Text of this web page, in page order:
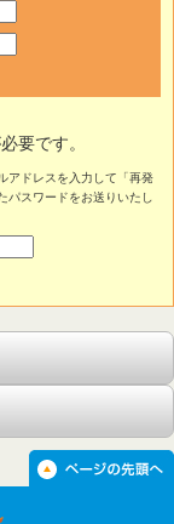
要です。
アドレスを入力して「再発
スワードをお送りいたし